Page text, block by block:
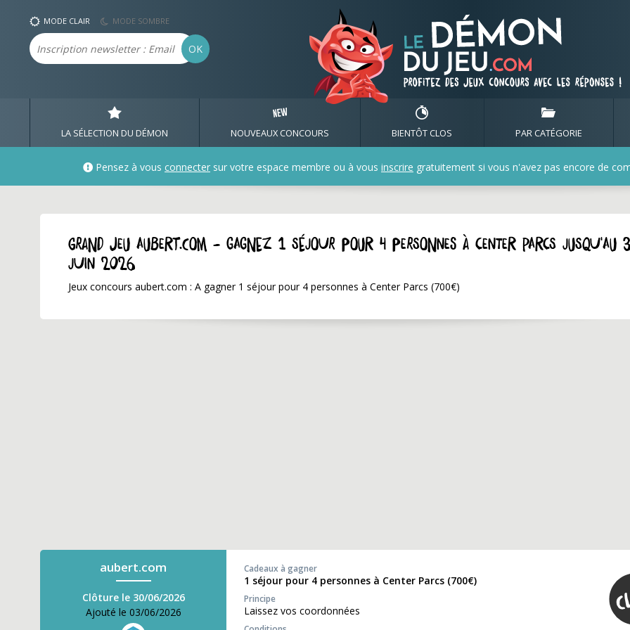
MODE CLAIR MODE SOMBRE
Email OK
LA SÉLECTION DU DÉMON NOUVEAUX CONCOURS BIENTÔT CLOS PAR CATÉGORIE
Pensez à vous connecter sur votre espace membre ou à vous inscrire gratuitement si vous n'avez pas encore de
GRAND JEU aubert.com - Gagnez 1 séjour pour 4 personnes à Center Parcs jusqu'au
juin 2026
Jeux concours aubert.com : A gagner 1 séjour pour 4 personnes à Center Parcs (700€)
aubert.com
Clôture le 30/06/2026
Ajouté le 03/06/2026
Cadeaux à gagner
1 séjour pour 4 personnes à Center Parcs (700€)
Principe
Laissez vos coordonnées